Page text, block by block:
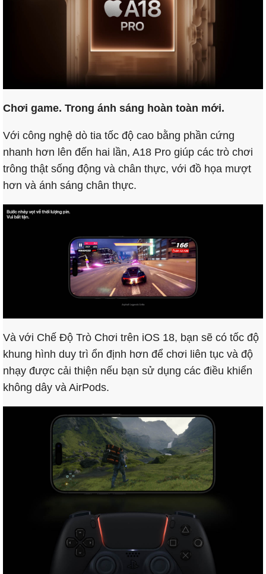
Chơi game. Trong ánh sáng hoàn toàn mới.
Với công nghệ dò tia tốc độ cao bằng phần cứng
nhanh hơn lên đến hai lần, A18 Pro giúp các trò chơi
trông thật sống động và chân thực, với đồ họa mượt
hơn và ánh sáng chân thực.
Và với Chế Độ Trò Chơi trên iOS 18, bạn sẽ có tốc độ
khung hình duy trì ổn định hơn để chơi liên tục và độ
nhạy được cải thiện nếu bạn sử dụng các điều khiển
không dây và AirPods.